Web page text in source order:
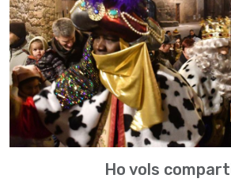
Ho vols